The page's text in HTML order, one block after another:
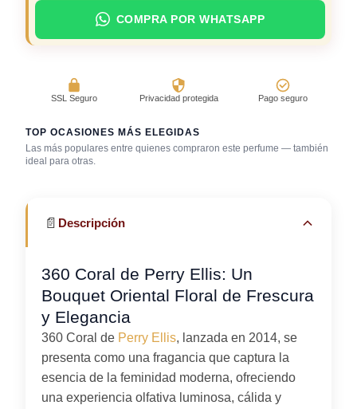
COMPRA POR WHATSAPP
SSL Seguro Privacidad protegida Pago seguro
TOP OCASIONES MÁS ELEGIDAS
Las más populares entre quienes compraron este perfume — también
ideal para otras.
Día caluroso /
clima cálido
📄 Descripción
360 Coral de Perry Ellis: Un
Bouquet Oriental Floral de Frescura
y Elegancia
360 Coral de Perry Ellis, lanzada en 2014, se
presenta como una fragancia que captura la
esencia de la feminidad moderna, ofreciendo
una experiencia olfativa luminosa, cálida y